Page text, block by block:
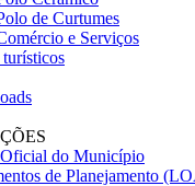
de Curtumes
e Serviços
turísticos
do Município
de Planejamento